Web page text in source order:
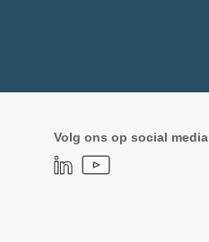
Volg ons op social media